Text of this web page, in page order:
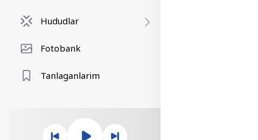
Hududlar
Fotobank
Tanlaganlarim